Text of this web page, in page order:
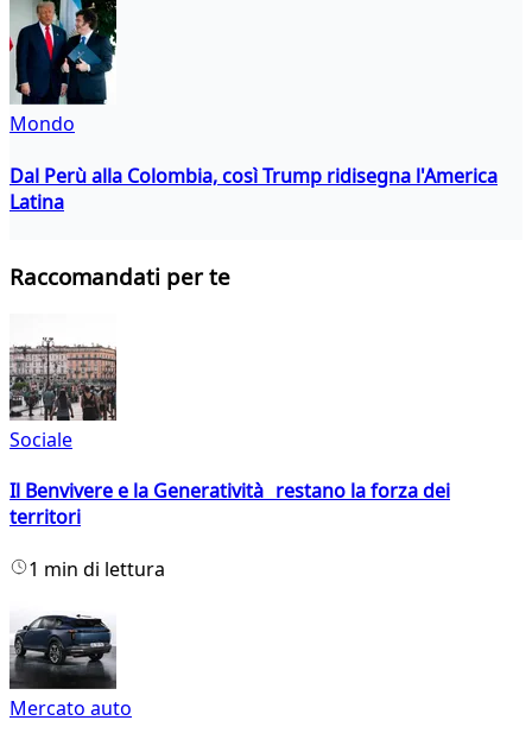
Mondo
Dal Perù alla Colombia, così Trump ridisegna l'America
Latina
Raccomandati per te
Sociale
Il Benvivere e la Generatività restano la forza dei
territori
1 min di lettura
Mercato auto